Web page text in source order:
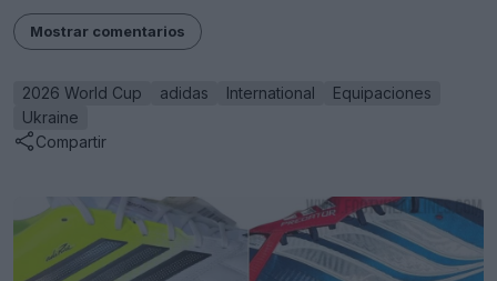
Mostrar comentarios
2026 World Cup adidas International
Equipaciones
Ukraine
Compartir